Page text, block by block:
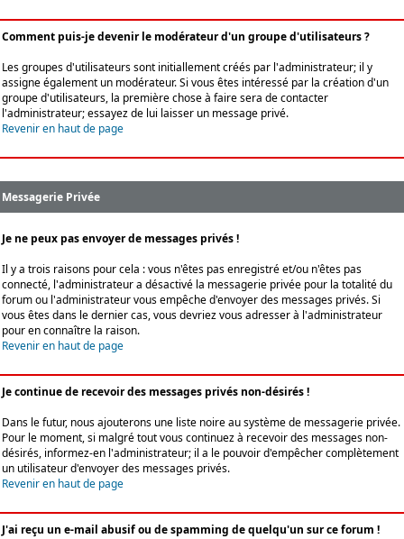
Comment puis-je devenir le modérateur d'un groupe d'utilisateurs ?
Les groupes d'utilisateurs sont initiallement créés par l'administrateur; il y
assigne également un modérateur. Si vous êtes intéressé par la création d'un
groupe d'utilisateurs, la première chose à faire sera de contacter
l'administrateur; essayez de lui laisser un message privé.
Revenir en haut de page
Messagerie Privée
Je ne peux pas envoyer de messages privés !
Il y a trois raisons pour cela : vous n'êtes pas enregistré et/ou n'êtes pas
connecté, l'administrateur a désactivé la messagerie privée pour la totalité du
forum ou l'administrateur vous empêche d'envoyer des messages privés. Si
vous êtes dans le dernier cas, vous devriez vous adresser à l'administrateur
pour en connaître la raison.
Revenir en haut de page
Je continue de recevoir des messages privés non-désirés !
Dans le futur, nous ajouterons une liste noire au système de messagerie privée.
Pour le moment, si malgré tout vous continuez à recevoir des messages non-
désirés, informez-en l'administrateur; il a le pouvoir d'empêcher complètement
un utilisateur d'envoyer des messages privés.
Revenir en haut de page
J'ai reçu un e-mail abusif ou de spamming de quelqu'un sur ce forum !